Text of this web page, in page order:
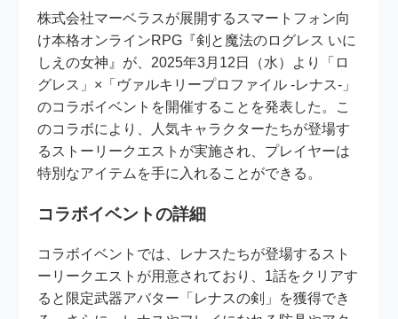
株式会社マーベラスが展開するスマートフォン向
け本格オンラインRPG『剣と魔法のログレス いに
しえの女神』が、2025年3月12日（水）より「ロ
グレス」×「ヴァルキリープロファイル -レナス-」
のコラボイベントを開催することを発表した。こ
のコラボにより、人気キャラクターたちが登場す
るストーリークエストが実施され、プレイヤーは
特別なアイテムを手に入れることができる。
コラボイベントの詳細
コラボイベントでは、レナスたちが登場するスト
ーリークエストが用意されており、1話をクリアす
ると限定武器アバター「レナスの剣」を獲得でき